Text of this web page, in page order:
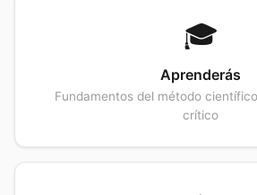
🎓
Aprenderás
Fundamentos del método
crítico